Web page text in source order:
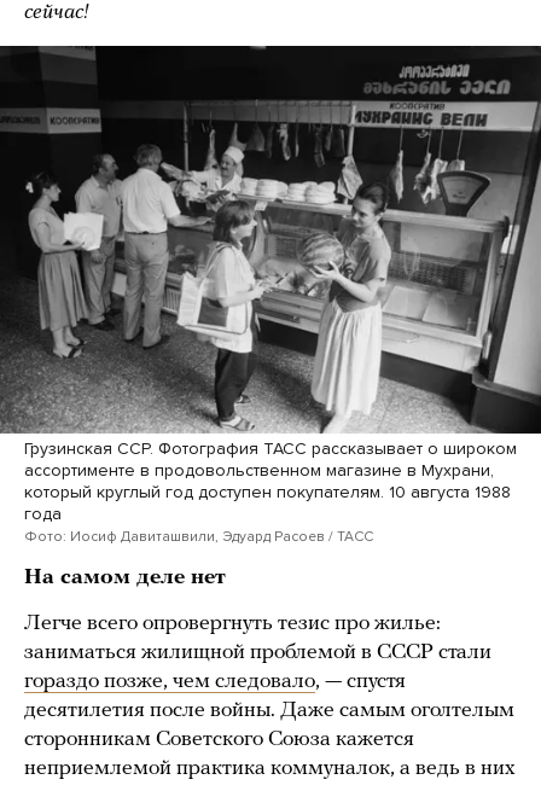
сейчас!
Грузинская ССР. Фотография ТАСС рассказывает о широком
ассортименте в продовольственном магазине в Мухрани,
который круглый год доступен покупателям. 10 августа 1988
года
Фото: Иосиф Давиташвили, Эдуард Расоев / ТАСС
На самом деле нет
Легче всего опровергнуть тезис про жилье:
заниматься жилищной проблемой в СССР стали
гораздо позже, чем следовало, — спустя
десятилетия после войны. Даже самым оголтелым
сторонникам Советского Союза кажется
неприемлемой практика коммуналок, а ведь в них